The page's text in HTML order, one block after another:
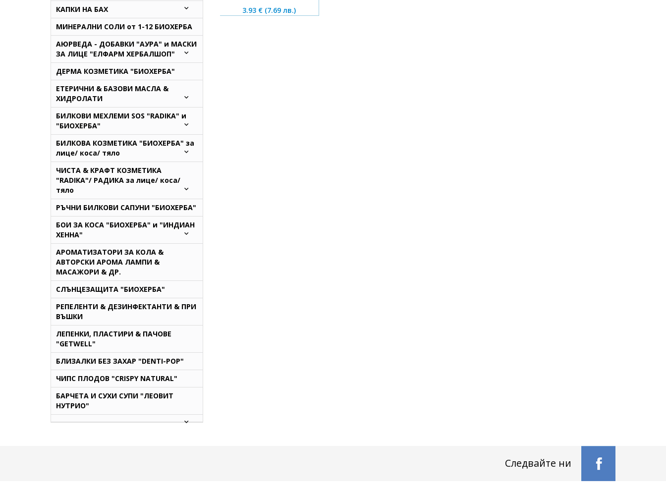
3.93 € (7.69 лв.)
КАПКИ НА БАХ
МИНЕРАЛНИ СОЛИ от 1-12 БИОХЕРБА
AЮРВЕДА - ДОБАВКИ "АУРА" и МАСКИ
ЗА ЛИЦЕ "ЕЛФАРМ ХЕРБАЛШОП"
ДЕРМА КОЗМЕТИКА "БИОХЕРБА"
ЕТЕРИЧНИ & БАЗОВИ МАСЛА &
ХИДРОЛАТИ
БИЛКОВИ МЕХЛЕМИ SOS "RADIKA" и
"БИОХЕРБА"
БИЛКОВА КОЗМЕТИКА "БИОХЕРБА" за
лице/ коса/ тяло
ЧИСТА & КРАФТ КОЗМЕТИКА
"RADIKA"/ РАДИКА за лице/ коса/
тяло
РЪЧНИ БИЛКОВИ САПУНИ "БИОХЕРБА"
БОИ ЗА КОСА "БИОХЕРБА" и "ИНДИАН
ХЕННА"
АРОМАТИЗАТОРИ ЗА КОЛА &
АВТОРСКИ АРОМА ЛАМПИ &
МАСАЖОРИ & ДР.
СЛЪНЦЕЗАЩИТА "БИОХЕРБА"
РЕПЕЛЕНТИ & ДЕЗИНФЕКТАНТИ & ПРИ
ВЪШКИ
ЛЕПЕНКИ, ПЛАСТИРИ & ПАЧОВЕ
"GETWELL"
БЛИЗАЛКИ БЕЗ ЗАХАР "DENTI-POP"
ЧИПС ПЛОДОВ "CRISPY NATURAL"
БАРЧЕТА И СУХИ СУПИ "ЛЕОВИТ
НУТРИО"
Следвайте ни